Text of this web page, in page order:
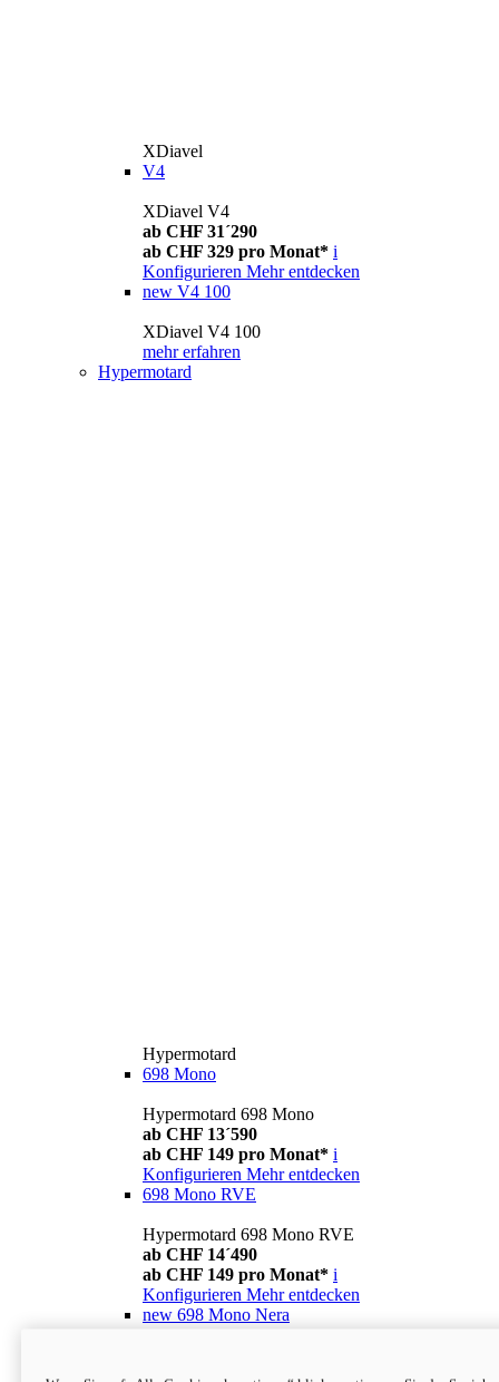
XDiavel
V4
XDiavel V4
ab CHF 31´290
ab CHF 329 pro Monat* i
Konfigurieren Mehr entdecken
new V4 100
XDiavel V4 100
mehr erfahren
Hypermotard
Hypermotard
698 Mono
Hypermotard 698 Mono
ab CHF 13´590
ab CHF 149 pro Monat* i
Konfigurieren Mehr entdecken
698 Mono RVE
Hypermotard 698 Mono RVE
ab CHF 14´490
ab CHF 149 pro Monat* i
Konfigurieren Mehr entdecken
new 698 Mono Nera
ab CHF 13´990